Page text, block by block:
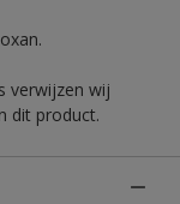
verwijzen wij
dit product.